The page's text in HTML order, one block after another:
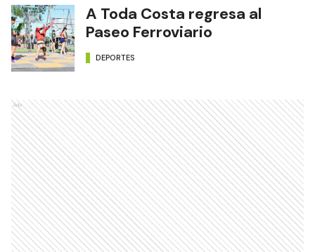
A Toda Costa regresa al
Paseo Ferroviario
DEPORTES
Ads